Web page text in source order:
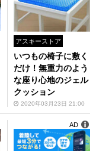
アスキーストア
いつもの椅子に敷く
だけ！無重力のよう
な座り心地のジェル
クッション
2020年03月23日 21:00
AD